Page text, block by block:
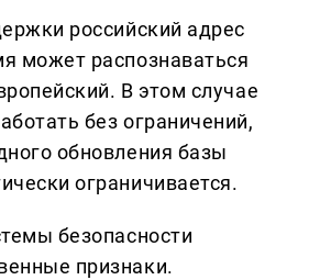
российский адрес
может распознаваться
В этом случае
без ограничений,
обновления базы
ограничивается.
безопасности
признаки.